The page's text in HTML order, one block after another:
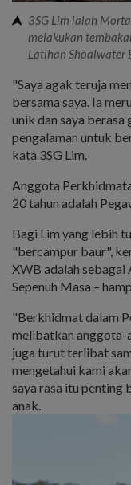
3SG Lim ialah
melakukan
Latihan Shoalwater
"Saya agak teruja
bersama saya. Ia
unik dan saya
pengalaman untuk
kata 3SG Lim.
Anggota
20 tahun adalah
Bagi Lim yang lebih
"bercampur baur",
XWB adalah
Sepenuh Masa –
"Berkhidmat dalam
melibatkan anggota-
juga turut terlibat
mengetahui kami
saya rasa itu penting
anak.